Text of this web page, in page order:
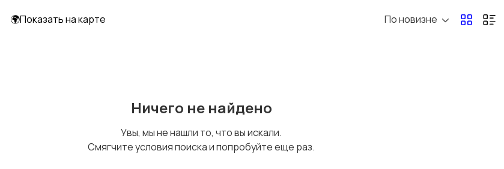
🌍Показать на карте По новизне
Ничего не найдено
Увы, мы не нашли то, что вы искали.
Смягчите условия поиска и попробуйте еще раз.